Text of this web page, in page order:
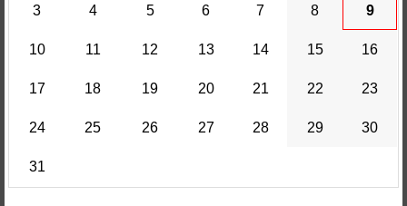
3 4 5 6 7 8 9
10 11 12 13 14 15 16
17 18 19 20 21 22 23
24 25 26 27 28 29 30
31